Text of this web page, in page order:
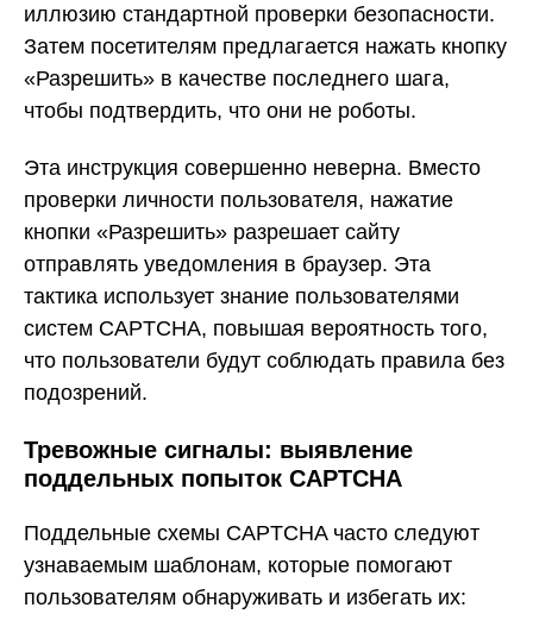
иллюзию стандартной проверки безопасности.
Затем посетителям предлагается нажать кнопку
«Разрешить» в качестве последнего шага,
чтобы подтвердить, что они не роботы.
Эта инструкция совершенно неверна. Вместо
проверки личности пользователя, нажатие
кнопки «Разрешить» разрешает сайту
отправлять уведомления в браузер. Эта
тактика использует знание пользователями
систем CAPTCHA, повышая вероятность того,
что пользователи будут соблюдать правила без
подозрений.
Тревожные сигналы: выявление
поддельных попыток CAPTCHA
Поддельные схемы CAPTCHA часто следуют
узнаваемым шаблонам, которые помогают
пользователям обнаруживать и избегать их: